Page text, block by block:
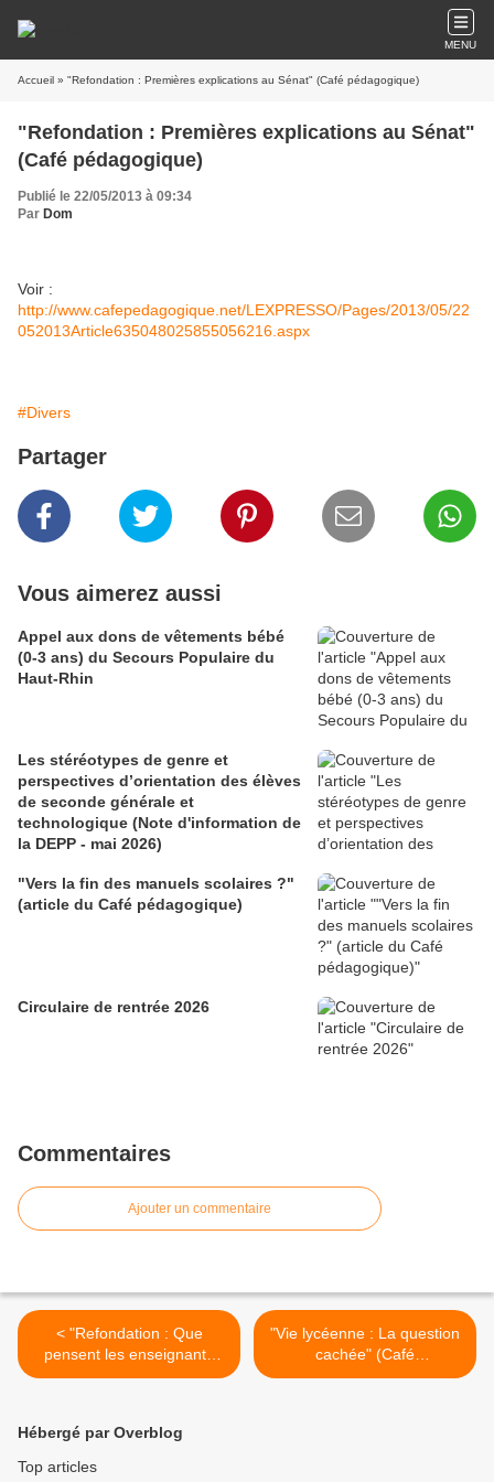
MENU
Accueil » "Refondation : Premières explications au Sénat" (Café pédagogique)
"Refondation : Premières explications au Sénat"
(Café pédagogique)
Publié le 22/05/2013 à 09:34
Par Dom
Voir :
http://www.cafepedagogique.net/LEXPRESSO/Pages/2013/05/22
052013Article635048025855056216.aspx
#Divers
Partager
Vous aimerez aussi
Appel aux dons de vêtements bébé
(0-3 ans) du Secours Populaire du
Haut-Rhin
Les stéréotypes de genre et
perspectives d’orientation des élèves
de seconde générale et
technologique (Note d'information de
la DEPP - mai 2026)
"Vers la fin des manuels scolaires ?"
(article du Café pédagogique)
Circulaire de rentrée 2026
Commentaires
Ajouter un commentaire
< "Refondation : Que
pensent les enseignants
des propositions de la
"Vie lycéenne : La question
cachée" (Café
pédagogique) >
Hébergé par Overblog
Top articles